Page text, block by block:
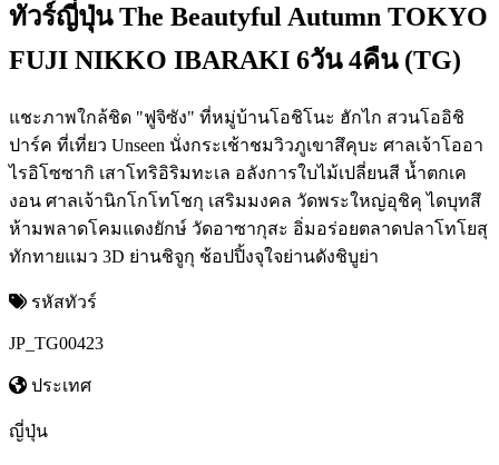
ทัวร์ญี่ปุ่น The Beautyful Autumn TOKYO
FUJI NIKKO IBARAKI 6วัน 4คืน (TG)
แชะภาพใกล้ชิด "ฟูจิซัง" ที่หมู่บ้านโอชิโนะ ฮักไก สวนโออิชิ
ปาร์ค ที่เที่ยว Unseen นั่งกระเช้าชมวิวภูเขาสึคุบะ ศาลเจ้าโออา
ไรอิโซซากิ เสาโทริอิริมทะเล อลังการใบไม้เปลี่ยนสี น้ำตกเค
งอน ศาลเจ้านิกโกโทโชกุ เสริมมงคล วัดพระใหญ่อุชิคุ ไดบุทสึ
ห้ามพลาดโคมแดงยักษ์ วัดอาซากุสะ อิ่มอร่อยตลาดปลาโทโยสุ
ทักทายแมว 3D ย่านชิจูกุ ช้อปปิ้งจุใจย่านดังชิบูย่า
รหัสทัวร์
JP_TG00423
ประเทศ
ญี่ปุ่น